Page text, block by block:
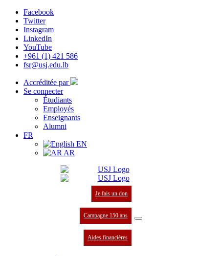
Facebook
Twitter
Instagram
LinkedIn
YouTube
+961 (1) 421 586
fsr@usj.edu.lb
Accréditée par
Se connecter
Étudiants
Employés
Enseignants
Alumni
FR
EN
AR
Je fais un don
Campagne 150 ans
Aides financières